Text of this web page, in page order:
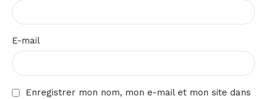
E-mail
Enregistrer mon nom, mon e-mail et mon site dans